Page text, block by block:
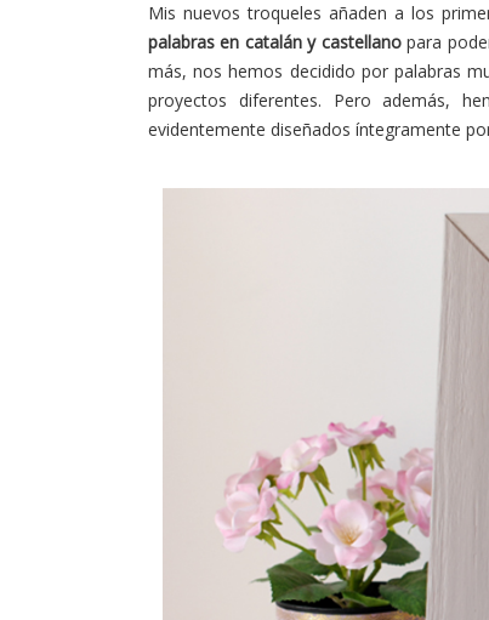
Mis nuevos troqueles añaden a los
palabras en catalán y castellanopara
más, nos hemos decidido por palabras
proyectos diferentes. Pero además,
evidentemente diseñados íntegramente